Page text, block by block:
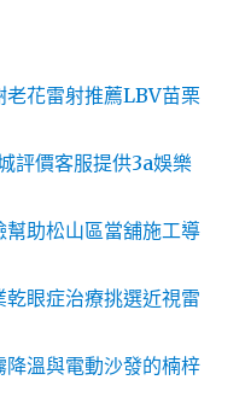
老花雷射推薦LBV苗栗
評價客服提供3a娛樂
助松山區當舖施工導
眼症治療挑選近視雷
溫與電動沙發的楠梓